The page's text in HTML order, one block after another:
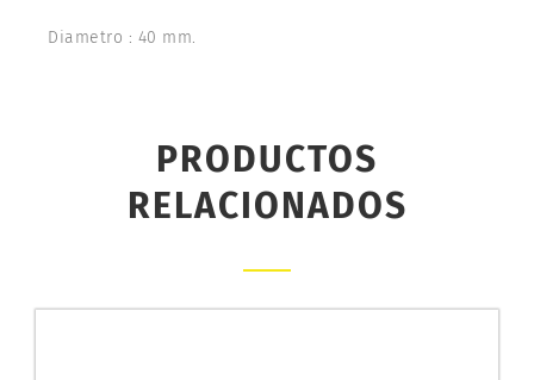
Diametro : 40 mm.
PRODUCTOS
RELACIONADOS